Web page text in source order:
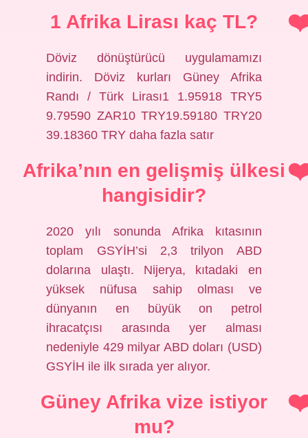
1 Afrika Lirası kaç TL?
Döviz dönüştürücü uygulamamızı
indirin. Döviz kurları Güney Afrika
Randı / Türk Lirası1 1.95918 TRY5
9.79590 ZAR10 TRY19.59180 TRY20
39.18360 TRY daha fazla satır
Afrika’nın en gelişmiş ülkesi
hangisidir?
2020 yılı sonunda Afrika kıtasının
toplam GSYİH’si 2,3 trilyon ABD
dolarına ulaştı. Nijerya, kıtadaki en
yüksek nüfusa sahip olması ve
dünyanın en büyük on petrol
ihracatçısı arasında yer alması
nedeniyle 429 milyar ABD doları (USD)
GSYİH ile ilk sırada yer alıyor.
Güney Afrika vize istiyor
mu?